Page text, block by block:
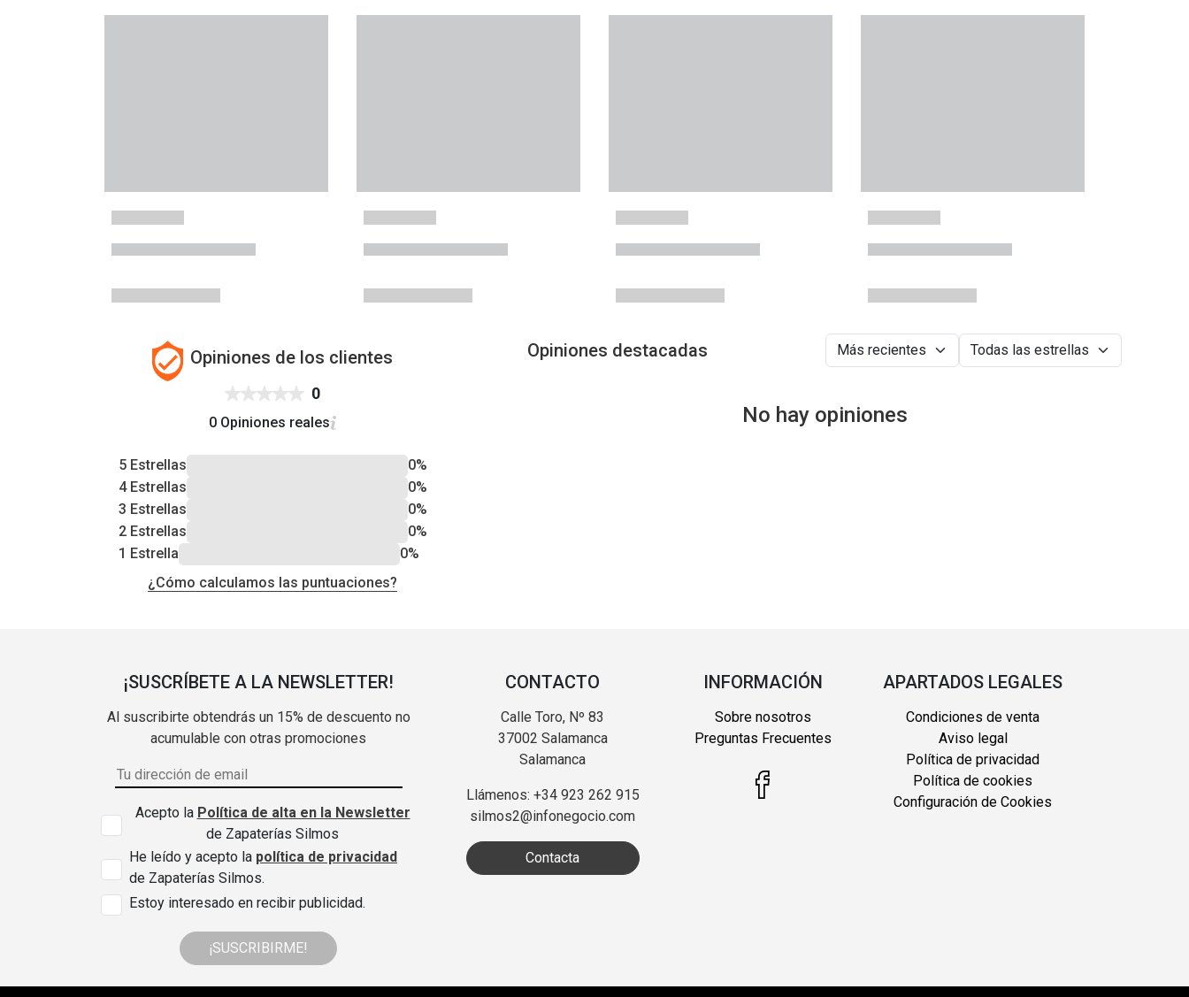
Opiniones de los clientes
0
0 Opiniones reales
5 Estrellas
0%
4 Estrellas
0%
3 Estrellas
0%
2 Estrellas
0%
1 Estrella
0%
¿Cómo calculamos las puntuaciones?
Opiniones destacadas
No hay opiniones
¡SUSCRÍBETE A LA NEWSLETTER!
Al suscribirte obtendrás un 15% de descuento no
acumulable con otras promociones
Acepto la Política de alta en la Newsletter
de Zapaterías Silmos
He leído y acepto la política de privacidad
de Zapaterías Silmos.
Estoy interesado en recibir publicidad.
¡SUSCRIBIRME!
CONTACTO
Calle Toro, Nº 83
37002 Salamanca
Salamanca
Llámenos: +34 923 262 915
silmos2@infonegocio.com
Contacta
INFORMACIÓN
Sobre nosotros
Preguntas Frecuentes
APARTADOS LEGALES
Condiciones de venta
Aviso legal
Política de privacidad
Política de cookies
Configuración de Cookies